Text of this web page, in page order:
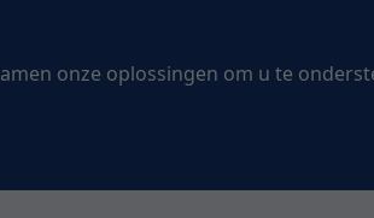
onze oplossingen om u te